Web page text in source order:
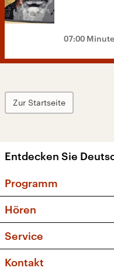
07:00
Zur Startseite
Entdecken Sie
Programm
Sendungen und
Musikliste
Kakadu – Das
Hören
Frequenzen
Service
FAQ
Kontakt